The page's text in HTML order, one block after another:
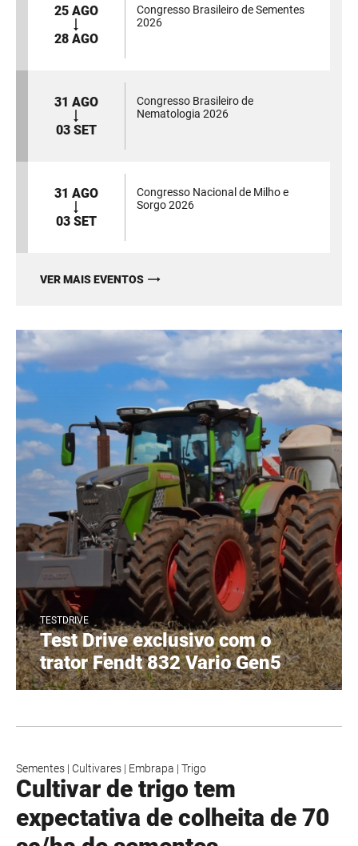
25 AGO
28 AGO
Congresso Brasileiro de Sementes
2026
31 AGO
03 SET
Congresso Brasileiro de
Nematologia 2026
31 AGO
03 SET
Congresso Nacional de Milho e
Sorgo 2026
VER MAIS EVENTOS
TESTDRIVE
Test Drive exclusivo com o
trator Fendt 832 Vario Gen5
Sementes | Cultivares | Embrapa | Trigo
Cultivar de trigo tem
expectativa de colheita de 70